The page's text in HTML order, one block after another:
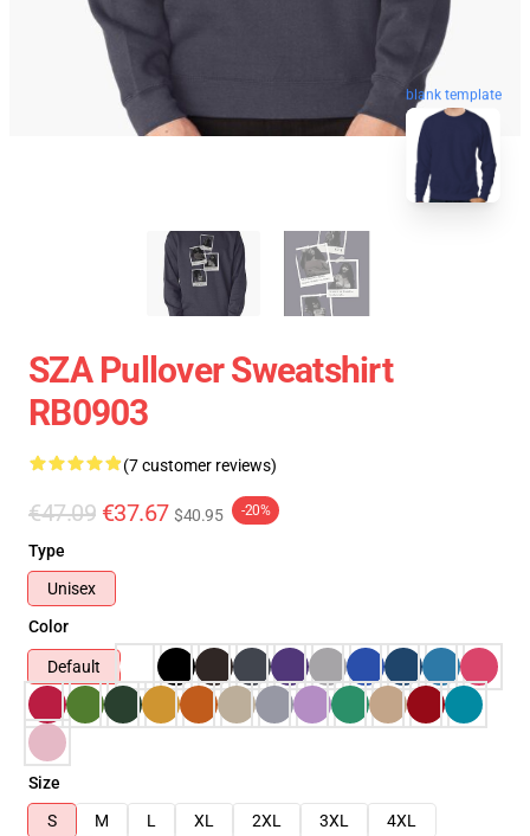
blank template
SZA Pullover Sweatshirt
RB0903
(7 customer reviews)
€47.09 €37.67 $40.95 -20%
Type
Unisex
Color
Default
Size
S
M L XL 2XL 3XL
4XL